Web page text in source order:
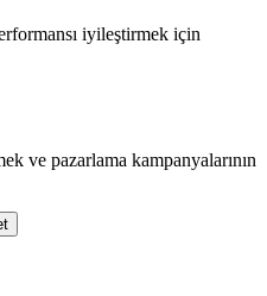
iyileştirmek için
ve pazarlama kampanyalarının